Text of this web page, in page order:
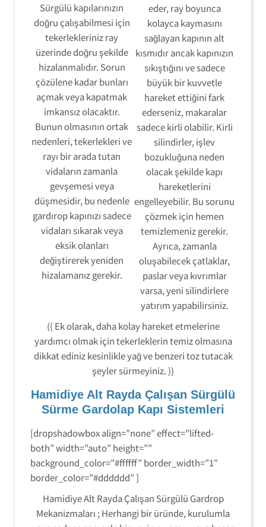
Sürgülü kapılarınızın
doğru çalışabilmesi için
tekerlekleriniz ray
üzerinde doğru şekilde
hizalanmalıdır. Sorun
çözülene kadar bunları
açmak veya kapatmak
imkansız olacaktır.
Bunun olmasının ortak
nedenleri, tekerlekleri ve
rayı bir arada tutan
vidaların zamanla
gevşemesi veya
düşmesidir, bu nedenle
gardırop kapınızı sadece
vidaları sıkarak veya
eksik olanları
değiştirerek yeniden
hizalamanız gerekir.
eder, ray boyunca
kolayca kaymasını
sağlayan kapının alt
kısmıdır ancak kapınızın
sıkıştığını ve sadece
büyük bir kuvvetle
hareket ettiğini fark
ederseniz, makaralar
sadece kirli olabilir. Kirli
silindirler, işlev
bozukluğuna neden
olacak şekilde kapı
hareketlerini
engelleyebilir. Bu sorunu
çözmek için hemen
temizlemeniz gerekir.
Ayrıca, zamanla
oluşabilecek çatlaklar,
paslar veya kıvrımlar
varsa, yeni silindirlere
yatırım yapabilirsiniz.
(( Ek olarak, daha kolay hareket etmelerine
yardımcı olmak için tekerleklerin temiz olmasına
dikkat ediniz kesinlikle yağ ve benzeri toz tutacak
şeyler sürmeyiniz. ))
Hamidiye Alt Rayda Çalışan Sürgülü
Sürme Gardolap Kapı Sistemleri
[dropshadowbox align=”none” effect=”lifted-
both” width=”auto” height=””
background_color=”#ffffff” border_width=”1″
border_color=”#dddddd” ]
Hamidiye Alt Rayda Çalışan Sürgülü Gardrop
Mekanizmaları ; Herhangi bir üründe, kurulumla